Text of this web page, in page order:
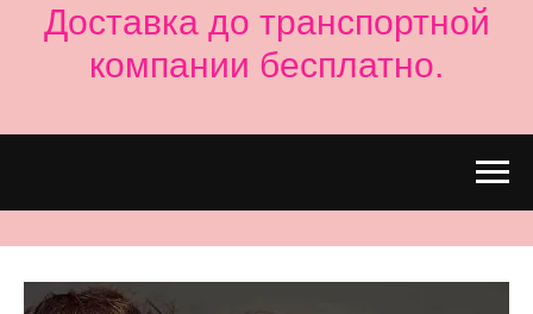
Доставка до транспортной
компании бесплатно.